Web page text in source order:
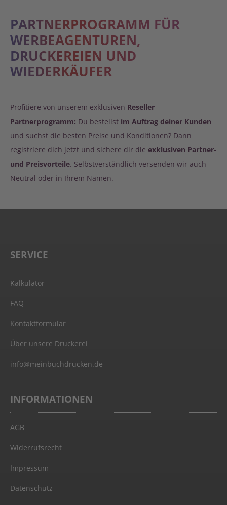
PARTNERPROGRAMM FÜR
WERBEAGENTUREN,
DRUCKEREIEN UND
WIEDERKÄUFER
Profitiere von unserem exklusiven Reseller
Partnerprogramm: Du bestellst im Auftrag deiner Kunden
und suchst die besten Preise und Konditionen? Dann
registriere dich jetzt und sichere dir die exklusiven Partner-
und Preisvorteile. Selbstverständlich versenden wir auch
Neutral oder in Ihrem Namen.
SERVICE
Kalkulator
FAQ
Kontaktformular
Über unsere Druckerei
info@meinbuchdrucken.de
INFORMATIONEN
AGB
Widerrufsrecht
Impressum
Datenschutz